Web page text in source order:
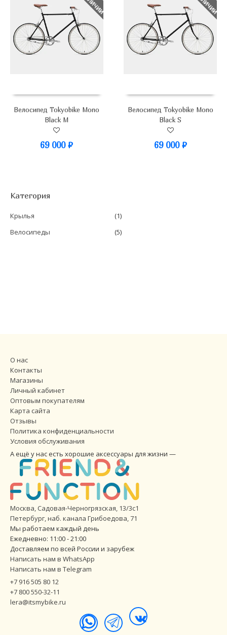
Велосипед Tokyobike Mono
Black M
69 000₽
Велосипед Tokyobike Mono
Black S
69 000 ₽
Категория
Крылья
(1)
Велосипеды
(5)
О нас
Контакты
Магазины
Личный кабинет
Оптовым покупателям
Карта сайта
Отзывы
Политика конфиденциальности
Условия обслуживания
А ещё у нас есть хорошие аксессуары для жизни —
Москва, Садовая-Черногрязская, 13/3с1
Петербург,наб. канала Грибоедова, 71
Мы работаем каждый день
Ежедневно: 11:00 - 21:00
Доставляем по всей России и зарубеж
Написать нам в WhatsApp
Написать нам в Telegram
+7 916 505 80 12
+7 800 550-32-11
lera@itsmybike.ru